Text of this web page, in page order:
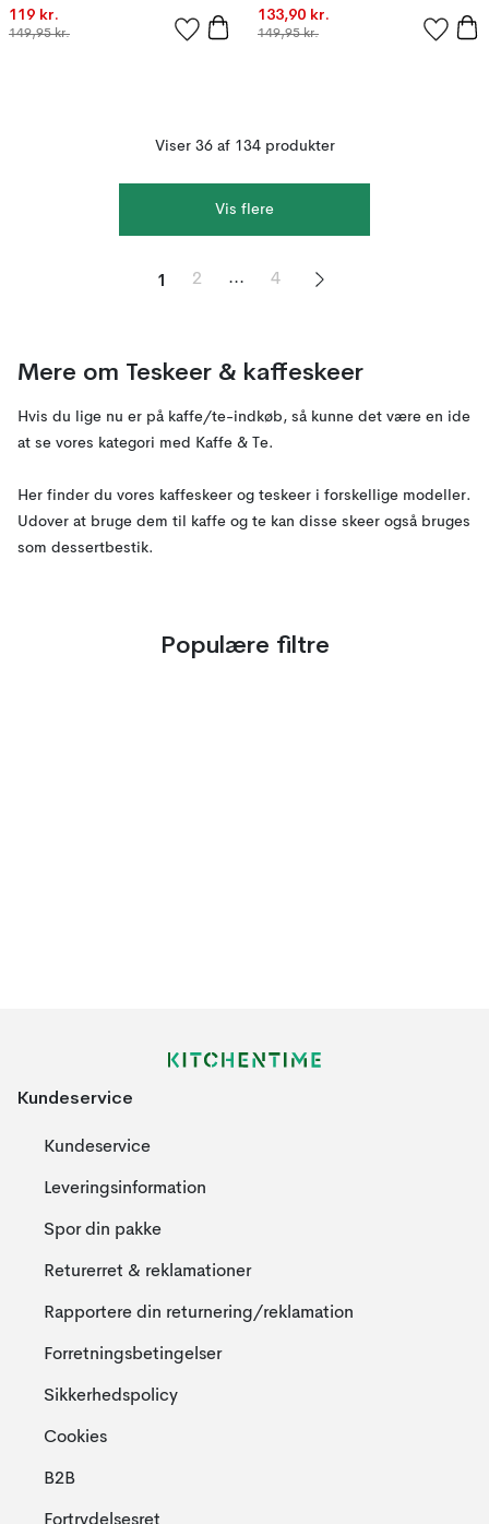
119 kr.
149,95 kr.
133,90 kr.
149,95 kr.
Viser 36 af 134 produkter
Vis flere
1 2 ... 4
Mere om Teskeer & kaffeskeer
Hvis du lige nu er på kaffe/te-indkøb, så kunne det være en ide
at se vores kategori med Kaffe & Te.
Her finder du vores kaffeskeer og teskeer i forskellige modeller.
Udover at bruge dem til kaffe og te kan disse skeer også bruges
som dessertbestik.
Populære filtre
Kundeservice
Kundeservice
Leveringsinformation
Spor din pakke
Returerret & reklamationer
Rapportere din returnering/reklamation
Forretningsbetingelser
Sikkerhedspolicy
Cookies
B2B